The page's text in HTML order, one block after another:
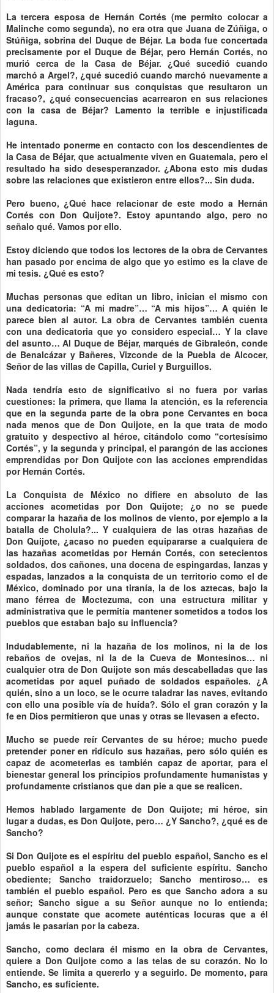
La tercera esposa de Hernán Cortés (me permito colocar a
Malinche como segunda), no era otra que Juana de Zúñiga, o
Stúñiga, sobrina del Duque de Béjar. La boda fue concertada
precisamente por el Duque de Béjar, pero Hernán Cortés, no
murió cerca de la Casa de Béjar. ¿Qué sucedió cuando
marchó a Argel?, ¿qué sucedió cuando marchó nuevamente a
América para continuar sus conquistas que resultaron un
fracaso?, ¿qué consecuencias acarrearon en sus relaciones
con la casa de Béjar? Lamento la terrible e injustificada
laguna.
He intentado ponerme en contacto con los descendientes de
la Casa de Béjar, que actualmente viven en Guatemala, pero el
resultado ha sido desesperanzador. ¿Abona esto mis dudas
sobre las relaciones que existieron entre ellos?... Sin duda.
Pero bueno, ¿Qué hace relacionar de este modo a Hernán
Cortés con Don Quijote?. Estoy apuntando algo, pero no
señalo qué. Vamos por ello.
Estoy diciendo que todos los lectores de la obra de Cervantes
han pasado por encima de algo que yo estimo es la clave de
mi tesis. ¿Qué es esto?
Muchas personas que editan un libro, inician el mismo con
una dedicatoria: “A mi madre”… “A mis hijos”… A quién le
parece bien al autor. La obra de Cervantes también cuenta
con una dedicatoria que yo considero especial… Y la clave
del asunto… Al Duque de Béjar, marqués de Gibraleón, conde
de Benalcázar y Bañeres, Vizconde de la Puebla de Alcocer,
Señor de las villas de Capilla, Curiel y Burguillos.
Nada tendría esto de significativo si no fuera por varias
cuestiones: la primera, que llama la atención, es la referencia
que en la segunda parte de la obra pone Cervantes en boca
nada menos que de Don Quijote, en la que trata de modo
gratuito y despectivo al héroe, citándolo como “cortesísimo
Cortés”, y la segunda y principal, el parangón de las acciones
emprendidas por Don Quijote con las acciones emprendidas
por Hernán Cortés.
La Conquista de México no difiere en absoluto de las
acciones acometidas por Don Quijote; ¿o no se puede
comparar la hazaña de los molinos de viento, por ejemplo a la
batalla de Cholula?... Y cualquiera de las otras hazañas de
Don Quijote, ¿acaso no pueden equipararse a cualquiera de
las hazañas acometidas por Hernán Cortés, con setecientos
soldados, dos cañones, una docena de espingardas, lanzas y
espadas, lanzados a la conquista de un territorio como el de
México, dominado por una tiranía, la de los aztecas, bajo la
mano férrea de Moctezuma, con una estructura militar y
administrativa que le permitía mantener sometidos a todos los
pueblos que estaban bajo su influencia?
Indudablemente, ni la hazaña de los molinos, ni la de los
rebaños de ovejas, ni la de la Cueva de Montesinos… ni
cualquier otra de Don Quijote son más descabelladas que las
acometidas por aquel puñado de soldados españoles. ¿A
quién, sino a un loco, se le ocurre taladrar las naves, evitando
con ello una posible vía de huída?. Sólo el gran corazón y la
fe en Dios permitieron que unas y otras se llevasen a efecto.
Mucho se puede reír Cervantes de su héroe; mucho puede
pretender poner en ridículo sus hazañas, pero sólo quién es
capaz de acometerlas es también capaz de aportar, para el
bienestar general los principios profundamente humanistas y
profundamente cristianos que dan pie a que se realicen.
Hemos hablado largamente de Don Quijote; mi héroe, sin
lugar a dudas, es Don Quijote, pero… ¿Y Sancho?, ¿qué es de
Sancho?
Si Don Quijote es el espíritu del pueblo español, Sancho es el
pueblo español a la espera del suficiente espíritu. Sancho
obediente; Sancho traidorzuelo; Sancho mentiroso… es
también el pueblo español. Pero es que Sancho adora a su
señor; Sancho sigue a su Señor aunque no lo entienda;
aunque constate que acomete auténticas locuras que a él
jamás le pasarían por la cabeza.
Sancho, como declara él mismo en la obra de Cervantes,
quiere a Don Quijote como a las telas de su corazón. No lo
entiende. Se limita a quererlo y a seguirlo. De momento, para
Sancho, es suficiente.